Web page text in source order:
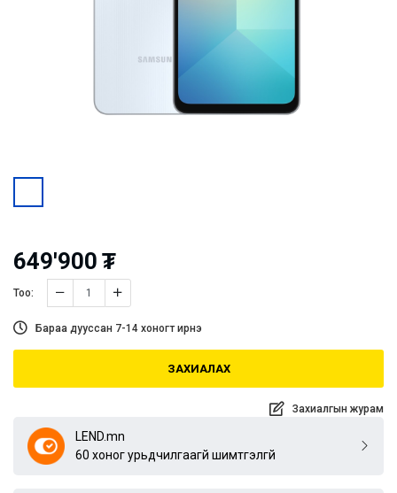
649'900 ₮
Тоо:
Бараа дууссан 7-14 хоногт ирнэ
ЗАХИАЛАХ
Захиалгын журам
LEND.mn
60 хоног урьдчилгаагүй шимтгэлгүй